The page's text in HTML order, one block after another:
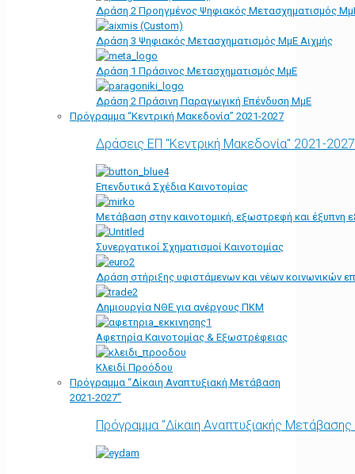
Δράση 2 Προηγμένος Ψηφιακός Μετασχηματισμός
Δράση 3 Ψηφιακός Μετασχηματισμός ΜμΕ Αιχμής
Δράση 1 Πράσινος Μετασχηματισμός ΜμΕ
Δράση 2 Πράσινη Παραγωγική Επένδυση ΜμΕ
Πρόγραμμα “Κεντρική Μακεδονία” 2021-2027
Δράσεις ΕΠ "Κεντρική Μακεδονία" 2021-2027
Επενδυτικά Σχέδια Καινοτομίας
Μετάβαση στην καινοτομική, εξωστρεφή και έξυπνη
Συνεργατικοί Σχηματισμοί Καινοτομίας
Δράση στήριξης υφιστάμενων και νέων κοινωνικών
Δημιουργία ΝΘΕ για ανέργους ΠΚΜ
Αφετηρία Kαινοτομίας & Εξωστρέφειας
Κλειδί Προόδου
Πρόγραμμα “Δίκαιη Αναπτυξιακή Μετάβαση
2021-2027”
Πρόγραμμα "Δίκαιη Αναπτυξιακής